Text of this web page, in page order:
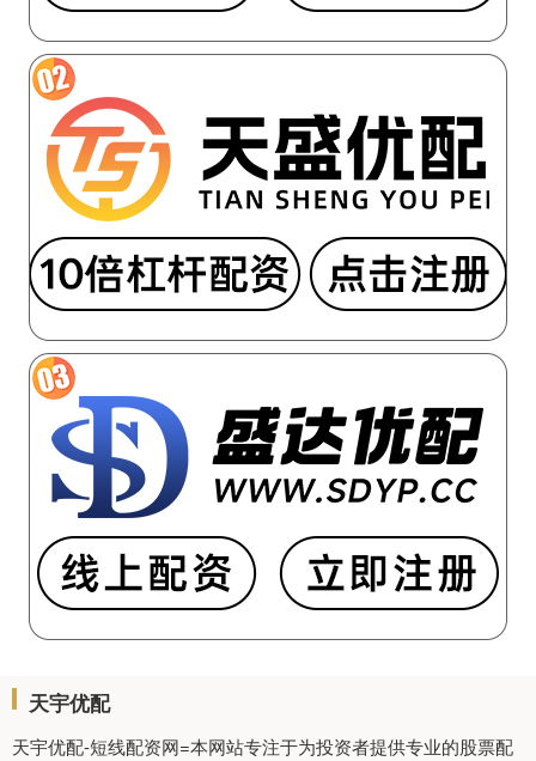
天宇优配
天宇优配-短线配资网=本网站专注于为投资者提供专业的股票配